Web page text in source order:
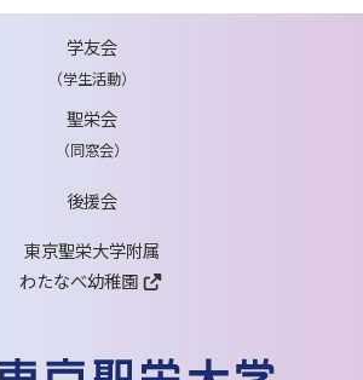
学友会
（学生活動）
聖栄会
（同窓会）
後援会
東京聖栄大学附属
わたなべ幼稚園